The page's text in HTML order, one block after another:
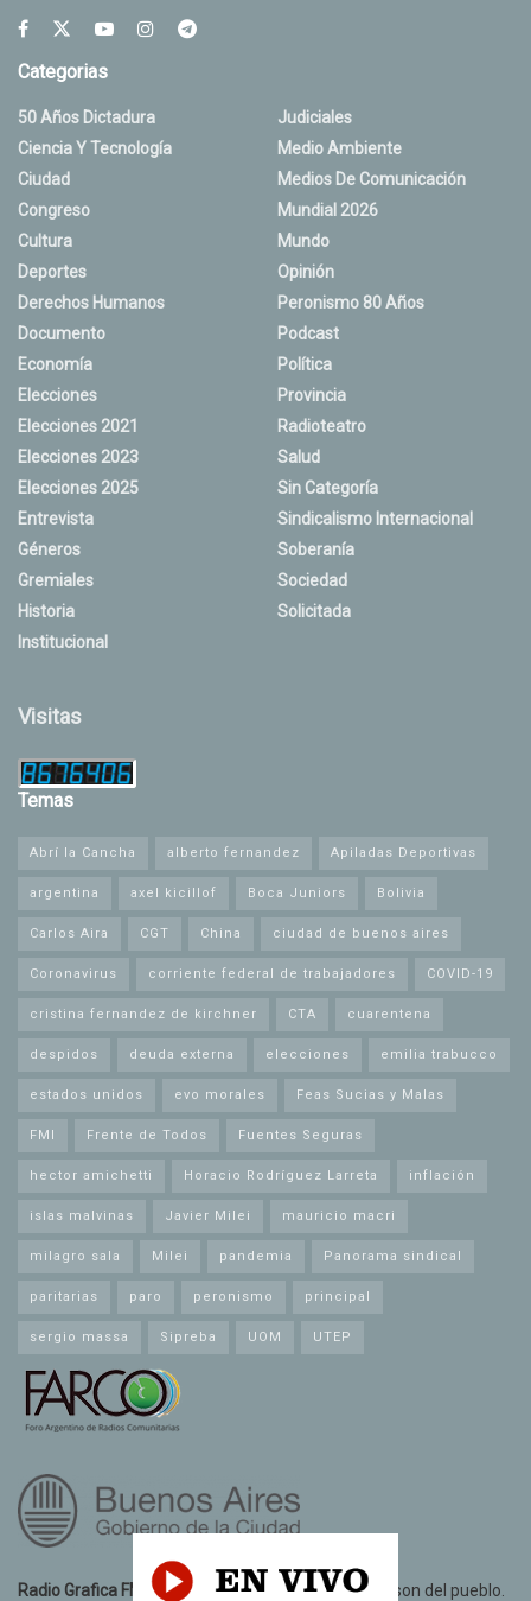
Categorias
50 Años Dictadura
Ciencia Y Tecnología
Ciudad
Congreso
Cultura
Deportes
Derechos Humanos
Documento
Economía
Elecciones
Elecciones 2021
Elecciones 2023
Elecciones 2025
Entrevista
Géneros
Gremiales
Historia
Institucional
Judiciales
Medio Ambiente
Medios De Comunicación
Mundial 2026
Mundo
Opinión
Peronismo 80 Años
Podcast
Política
Provincia
Radioteatro
Salud
Sin Categoría
Sindicalismo Internacional
Soberanía
Sociedad
Solicitada
Visitas
Temas
Abrí la Cancha alberto fernandez Apiladas Deportivas
argentina axel kicillof Boca Juniors Bolivia
Carlos Aira CGT China ciudad de buenos aires
Coronavirus corriente federal de trabajadores COVID-19
cristina fernandez de kirchner CTA cuarentena
despidos deuda externa elecciones emilia trabucco
estados unidos evo morales Feas Sucias y Malas
FMI Frente de Todos Fuentes Seguras
hector amichetti Horacio Rodríguez Larreta inflación
islas malvinas Javier Milei mauricio macri
milagro sala Milei pandemia Panorama sindical
paritarias paro peronismo principal
sergio massa Sipreba UOM UTEP
Radio Grafica FM 89.3© 2021. Todos los derechos son del pueblo.